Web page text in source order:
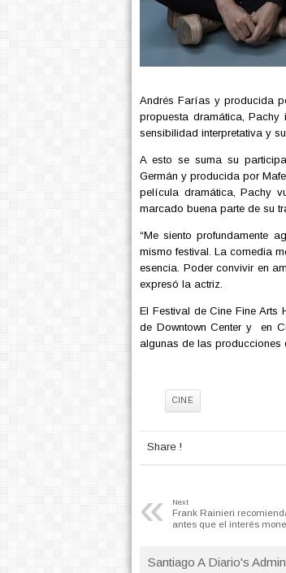
Andrés Farías y producida
propuesta dramática, Pachy
sensibilidad interpretativa y
A esto se suma su
Germán y producida por
película dramática, Pachy
marcado buena parte de su
“Me siento profundamente
mismo festival. La comedia
esencia. Poder convivir en
expresó la actriz.
El Festival de Cine Fine Arts
de Downtown Center y en
algunas de las producciones
CINE
Share !
« Next
Frank Rainieri
antes que el interés
Santiago A Diario's Admin